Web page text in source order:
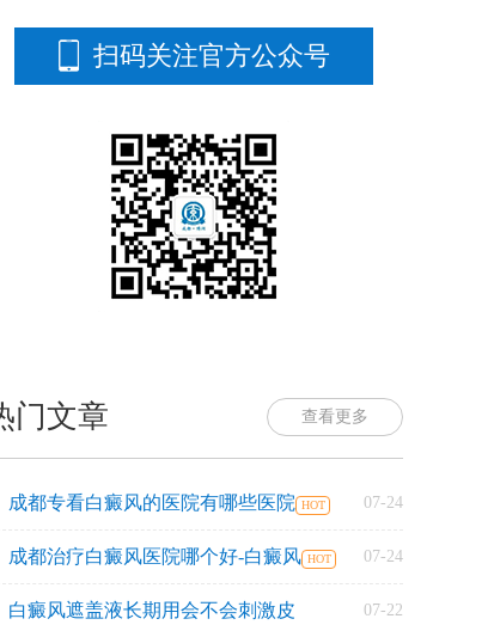
扫码关注官方公众号
门文章 查看更多
成都专看白癜风的医院有哪些医院 07-24
成都治疗白癜风医院哪个好-白癜风 07-24
白癜风遮盖液长期用会不会刺激皮 07-22